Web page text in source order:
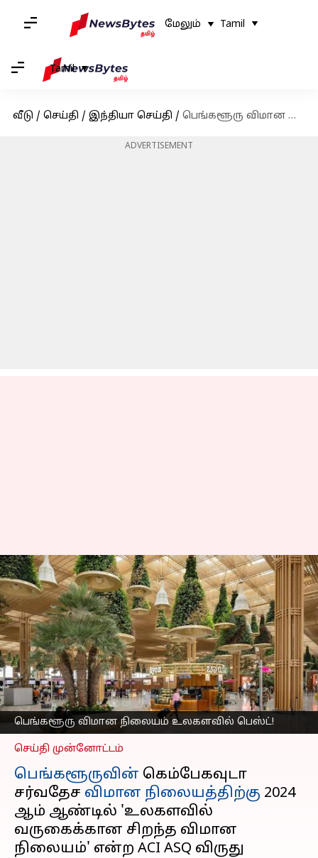
மேலும் Tamil
Tamil
வீடு / செய்தி / இந்தியா செய்தி / பெங்களூரு விமான நிலையம் உலகளவில் 'Best Airport for Arrivals' என்று மூன்றாவது ஆண்டாக தேர்வு செய்யப்பட்டுள்ளது
ADVERTISEMENT
பெங்களூரு விமான நிலையம் உலகளவில் பெஸ்ட்!
பெங்களூரு விமான
நிலையம் உலகளவில்
'Best Airport for Arrivals'
என்று மூன்றாவது
ஆண்டாக தேர்வு
செய்யப்பட்டுள்ளது
எழுதியவர் Venkatalakshmi V Mar 18, 2025 01:03 pm
செய்தி முன்னோட்டம்
பெங்களூருவின் கெம்பேகவுடா
சர்வதேச விமான நிலையத்திற்கு 2024
ஆம் ஆண்டில் 'உலகளவில்
வருகைக்கான சிறந்த விமான
நிலையம்' என்ற ACI ASQ விருது